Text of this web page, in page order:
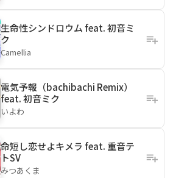
生命性シンドロウム feat. 初音ミ
ク
Camellia
電気予報（bachibachi Remix）
feat. 初音ミク
いよわ
命短し恋せよキメラ feat. 重音テ
トSV
みつあくま